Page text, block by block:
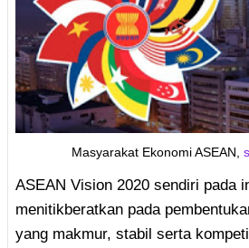
Masyarakat Ekonomi ASEAN,
ASEAN Vision 2020 sendiri pada
menitikberatkan pada
yang makmur, stabil serta